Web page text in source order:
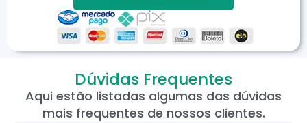
Dúvidas Frequentes
Aqui estão listadas algumas das dúvidas
mais frequentes de nossos clientes.